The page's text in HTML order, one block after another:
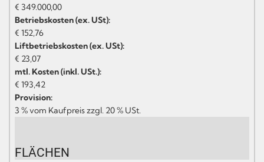
€ 349.000,00
Betriebskosten (ex. USt):
€ 152,76
Liftbetriebskosten (ex. USt):
€ 23,07
mtl. Kosten (inkl. USt.):
€ 193,42
Provision:
3 % vom Kaufpreis zzgl. 20 % USt.
FLÄCHEN